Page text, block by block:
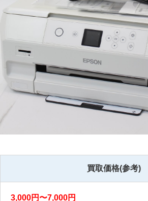
買取価格(参考)
3,000円〜7,000円